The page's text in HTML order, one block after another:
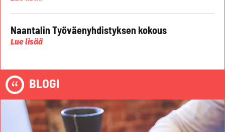
Naantalin Työväenyhdistyksen kokous
Lue lisää
BLOGI